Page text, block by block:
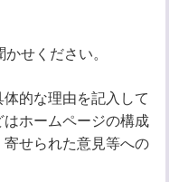
せください。
的な理由を記入して
はホームページの構成
せられた意見等への